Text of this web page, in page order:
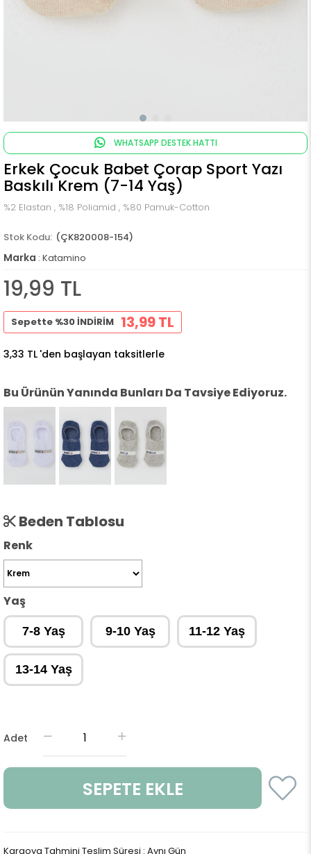
WHATSAPP DESTEK HATTI
Erkek Çocuk Babet Çorap Sport Yazı
Baskılı Krem (7-14 Yaş)
%2 Elastan , %18 Poliamid , %80 Pamuk-Cotton
(ÇK820008-154)
Marka : Katamino
19,99 TL
Sepette %30 İNDİRİM 13,99 TL
3,33 TL 'den başlayan taksitlerle
Bu Ürünün Yanında Bunları Da Tavsiye Ediyoruz.
Beden Tablosu
Renk
Yaş
7-8 Yaş 9-10 Yaş 11-12 Yaş
13-14 Yaş
Adet
Kargoya Tahmini Teslim Süresi : Aynı Gün